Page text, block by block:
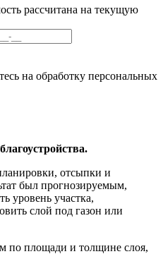
рассчитана на текущую
на обработку персональных
отсыпки и
был прогнозируемым,
уровень участка,
слой под газон или
по площади и толщине слоя,